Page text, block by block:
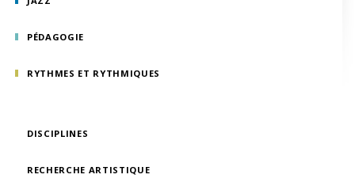
PÉDAGOGIE
RYTHMES ET RYTHMIQUES
DISCIPLINES
RECHERCHE ARTISTIQUE